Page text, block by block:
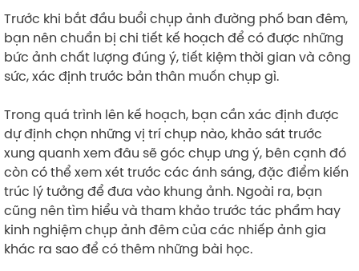
Trước khi bắt đầu buổi chụp ảnh đường phố ban đêm,
bạn nên chuẩn bị chi tiết kế hoạch để có được những
bức ảnh chất lượng đúng ý, tiết kiệm thời gian và công
sức, xác định trước bản thân muốn chụp gì.
Trong quá trình lên kế hoạch, bạn cần xác định được
dự định chọn những vị trí chụp nào, khảo sát trước
xung quanh xem đâu sẽ góc chụp ưng ý, bên cạnh đó
còn có thể xem xét trước các ánh sáng, đặc điểm kiến
trúc lý tưởng để đưa vào khung ảnh. Ngoài ra, bạn
cũng nên tìm hiểu và tham khảo trước tác phẩm hay
kinh nghiệm chụp ảnh đêm của các nhiếp ảnh gia
khác ra sao để có thêm những bài học.